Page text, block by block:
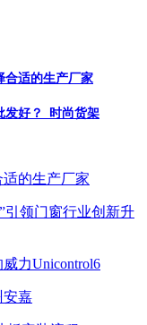
合适的生产厂家
发好？_时尚货架
的生产厂家
引领门窗行业创新升
力Unicontrol6
安嘉